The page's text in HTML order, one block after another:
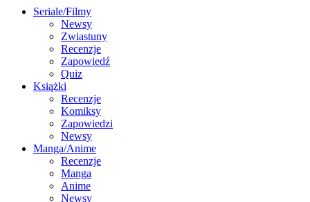
Seriale/Filmy
Newsy
Zwiastuny
Recenzje
Zapowiedź
Quiz
Książki
Recenzje
Komiksy
Zapowiedzi
Newsy
Manga/Anime
Recenzje
Manga
Anime
Newsy